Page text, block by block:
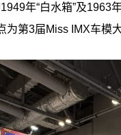
年“白水箱”及1963
为第3届Miss IMX车